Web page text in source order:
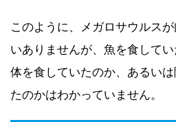
このように、メガロサウルス
いありませんが、魚を食して
体を食していたのか、あるい
たのかはわかっていません。